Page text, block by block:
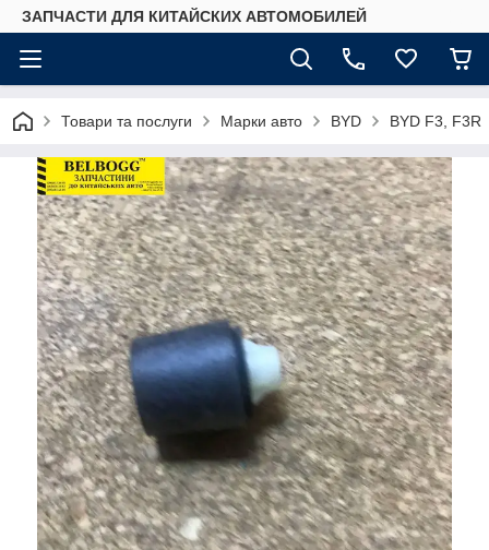
ЗАПЧАСТИ ДЛЯ КИТАЙСКИХ АВТОМОБИЛЕЙ
Товари та послуги Марки авто BYD BYD F3, F3R